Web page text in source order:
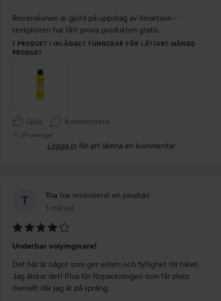
Recensionen är gjord på uppdrag av Smartson –
testpiloten har fått prova produkten gratis.
1 PRODUKT I INLÄGGET FUNGERAR FÖR LÄTTARE MÄNGD
PRODUKT
Gilla Kommentera
29 visningar
Logga in för att lämna en kommentar
Tiia har recenserat en produkt
1 månad
Inlägget skapades 1 månad
4
av
5
Underbar volymgivare!
Det här är något som ger volym och fyllighet till håret.
Jag älskar det! Plus för förpackningen som får plats
överallt där jag är på språng.